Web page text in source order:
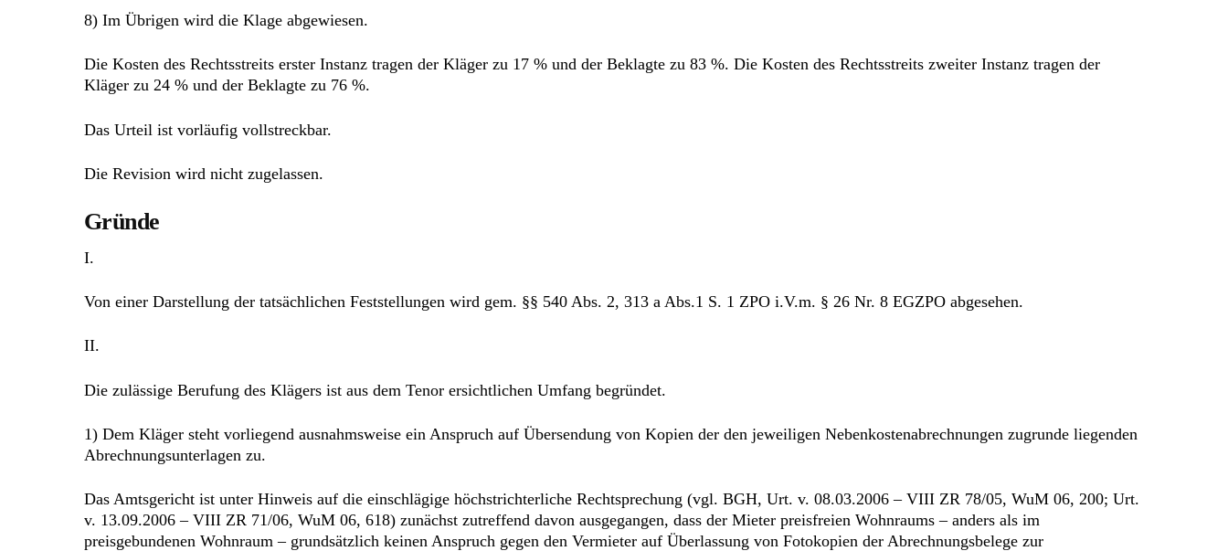
8) Im Übrigen wird die Klage abgewiesen.
Die Kosten des Rechtsstreits erster Instanz tragen der Kläger zu 17 % und der Beklagte zu 83 %. Die Kosten des Rechtsstreits zweiter Instanz tragen der
Kläger zu 24 % und der Beklagte zu 76 %.
Das Urteil ist vorläufig vollstreckbar.
Die Revision wird nicht zugelassen.
Gründe
I.
Von einer Darstellung der tatsächlichen Feststellungen wird gem. §§ 540 Abs. 2, 313 a Abs.1 S. 1 ZPO i.V.m. § 26 Nr. 8 EGZPO abgesehen.
II.
Die zulässige Berufung des Klägers ist aus dem Tenor ersichtlichen Umfang begründet.
1) Dem Kläger steht vorliegend ausnahmsweise ein Anspruch auf Übersendung von Kopien der den jeweiligen Nebenkostenabrechnungen zugrunde liegenden
Abrechnungsunterlagen zu.
Das Amtsgericht ist unter Hinweis auf die einschlägige höchstrichterliche Rechtsprechung (vgl. BGH, Urt. v. 08.03.2006 – VIII ZR 78/05, WuM 06, 200; Urt.
v. 13.09.2006 – VIII ZR 71/06, WuM 06, 618) zunächst zutreffend davon ausgegangen, dass der Mieter preisfreien Wohnraums – anders als im
preisgebundenen Wohnraum – grundsätzlich keinen Anspruch gegen den Vermieter auf Überlassung von Fotokopien der Abrechnungsbelege zur